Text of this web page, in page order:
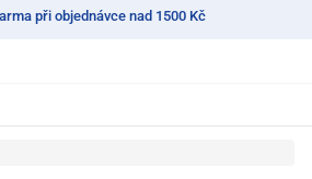
při objednávce nad 1500 Kč